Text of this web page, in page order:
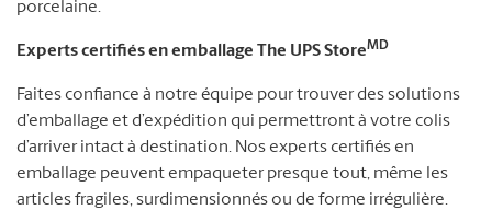
porcelaine.
Experts certifiés en emballage The UPS StoreMD
Faites confiance à notre équipe pour trouver des solutions
d’emballage et d’expédition qui permettront à votre colis
d’arriver intact à destination. Nos experts certifiés en
emballage peuvent empaqueter presque tout, même les
articles fragiles, surdimensionnés ou de forme irrégulière.